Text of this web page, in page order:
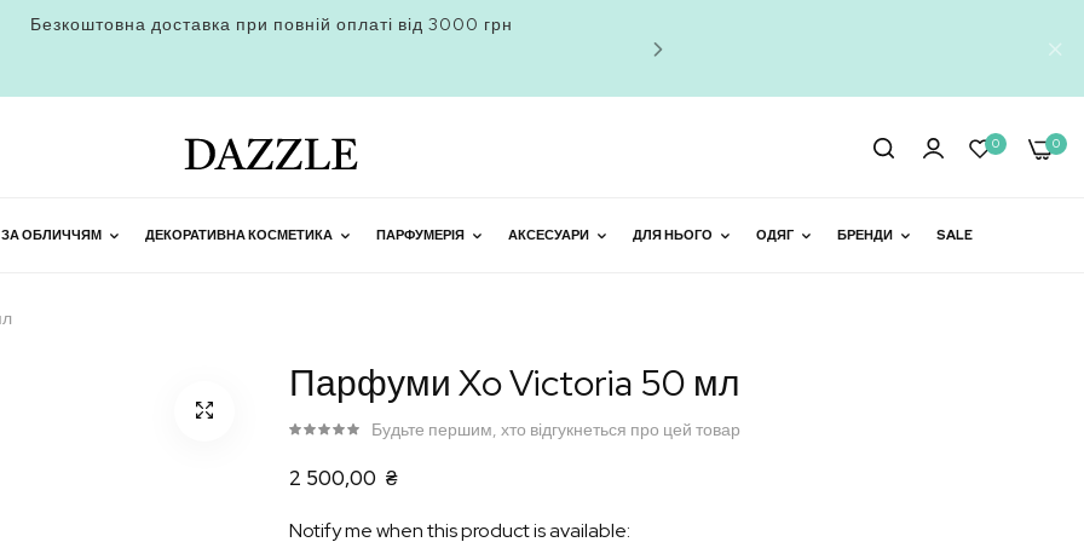
Безкоштовна доставка при повній оплаті від 3000 грн
0 0
ОБЛИЧЧЯМ ДЕКОРАТИВНА КОСМЕТИКА ПАРФУМЕРІЯ АКСЕСУАРИ ДЛЯ НЬОГО ОДЯГ БРЕНДИ SALE
Парфуми Xo Victoria 50 мл
2 500,00 ₴
Будьте першим, хто відгукнеться про цей товар
Notify me when this product is available: